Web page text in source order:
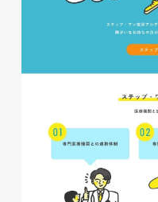
磐田商工会議所様 磐田市商店
#チラシ